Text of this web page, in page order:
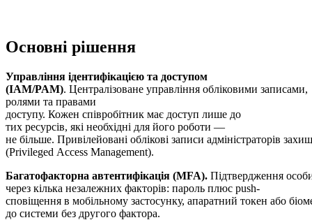
Основні рішення
Управління ідентифікацією та доступом
(IAM/PAM). Централізоване управління обліковими записами,
ролями та правами
доступу. Кожен співробітник має доступ лише до
тих ресурсів, які необхідні для його роботи —
не більше. Привілейовані облікові записи адміністраторів
(Privileged Access Management).
Багатофакторна автентифікація (MFA). Підтвердження
через кілька незалежних факторів: пароль плюс push-
сповіщення в мобільному застосунку, апаратний токен або
до системи без другого фактора.